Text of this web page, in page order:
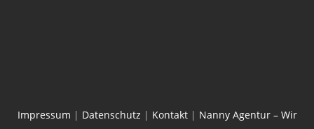
Impressum | Datenschutz | Kontakt| Nanny Agentur – Wir